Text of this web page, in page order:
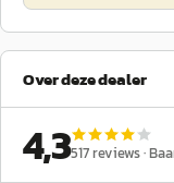
Over deze dealer
4,3517reviews ·